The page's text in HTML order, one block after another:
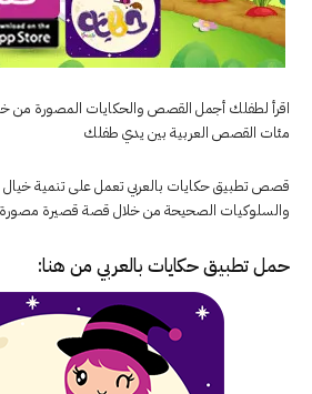
اقرأ لطفلك أجمل القصص والحكايات المصورة من
مئات القصص العربية بين يدي طفلك
قصص تطبيق حكايات بالعربي تعمل على تنمية خيال
والسلوكيات الصحيحة من خلال قصة قصيرة مصورة
حمل تطبيقحكايات بالعربي من هنا: